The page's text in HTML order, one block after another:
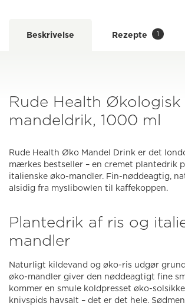
Beskrivelse Rezepte 1
Rude Health Økologisk
mandeldrik, 1000 ml
Rude Health Øko Mandel Drink er det
mærkes bestseller – en cremet plantedrik
italienske øko-mandler. Fin-nøddeagtig,
alsidig fra myslibowlen til kaffekoppen.
Plantedrik af ris og
mandler
Naturligt kildevand og øko-ris udgør
øko-mandler giver den nøddeagtigt fine
kommer en smule koldpresset øko-
knivspids havsalt – det er det hele.